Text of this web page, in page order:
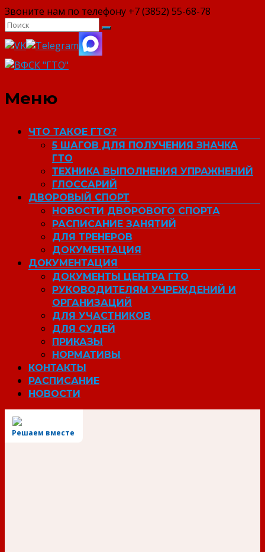
Звоните нам по телефону +7 (3852) 55-68-78
ВФСК "ГТО"
Меню
ЧТО ТАКОЕ ГТО?
5 ШАГОВ ДЛЯ ПОЛУЧЕНИЯ ЗНАЧКА
ГТО
ТЕХНИКА ВЫПОЛНЕНИЯ УПРАЖНЕНИЙ
ГЛОССАРИЙ
ДВОРОВЫЙ СПОРТ
НОВОСТИ ДВОРОВОГО СПОРТА
РАСПИСАНИЕ ЗАНЯТИЙ
ДЛЯ ТРЕНЕРОВ
ДОКУМЕНТАЦИЯ
ДОКУМЕНТАЦИЯ
ДОКУМЕНТЫ ЦЕНТРА ГТО
РУКОВОДИТЕЛЯМ УЧРЕЖДЕНИЙ И
ОРГАНИЗАЦИЙ
ДЛЯ УЧАСТНИКОВ
ДЛЯ СУДЕЙ
ПРИКАЗЫ
НОРМАТИВЫ
КОНТАКТЫ
РАСПИСАНИЕ
НОВОСТИ
Решаем вместе